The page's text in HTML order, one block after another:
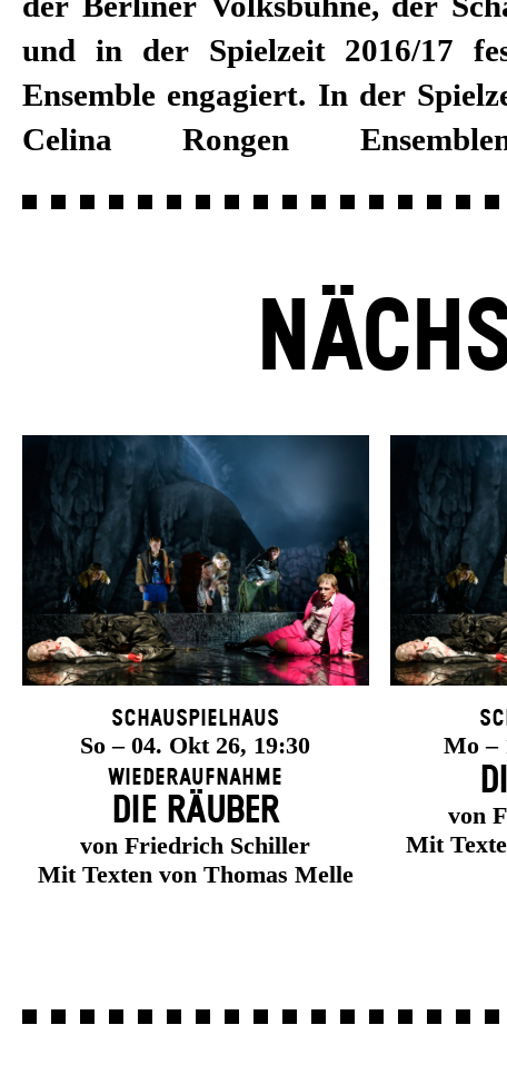
und in der Spielzeit 2016/17
Ensemble engagiert. In der
Celina Rongen
Bernadette Sonnenbichler,
Schauspielhaus
So – 04. Okt 26, 19:30
Wiederaufnahme
DIE RÄUBER
von Friedrich Schiller
Mit Texten von Thomas Melle
Mo –
von
Mit